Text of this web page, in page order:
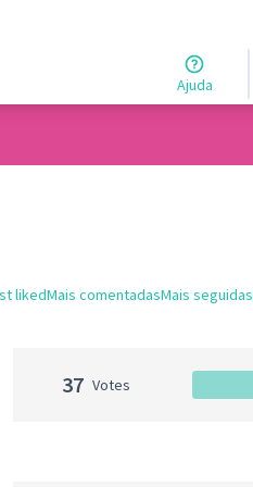
Ajuda
likedMais comentadasMais seguidas
37 Votes